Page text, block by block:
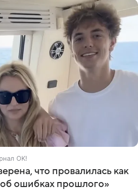
OK!
что провалилась как
ошибках прошлого»